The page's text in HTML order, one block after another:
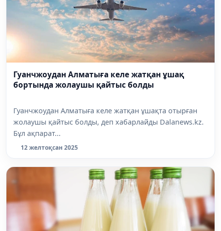
Гуанчжоудан Алматыға келе жатқан ұшақ
бортында жолаушы қайтыс болды
Гуанчжоудан Алматыға келе жатқан ұшақта отырған
жолаушы қайтыс болды, деп хабарлайды Dalanews.kz.
Бұл ақпарат...
12 желтоқсан 2025